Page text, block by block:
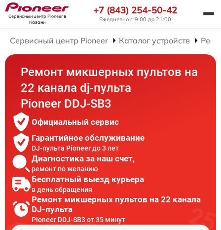
Сервисный центр Pioneerв
Казани
+7 (843) 254-50-42
Ежедневно с 9:00 до 21:00
Сервисный центр Pioneer Каталог устройств
Ремонт микшерных пультов на
22 канала dj-пульта
Pioneer DDJ-SB3
Официальный сервис
Гарантийное обслуживание
DJ-пульта Pioneer до 3 лет
Диагностика за наш счет,
ремонт по желанию
Бесплатный выезд курьера
в день обращения
Ремонт микшерных пультов на 22 канала
DJ-пульта
Pioneer DDJ-SB3 от 35 минут